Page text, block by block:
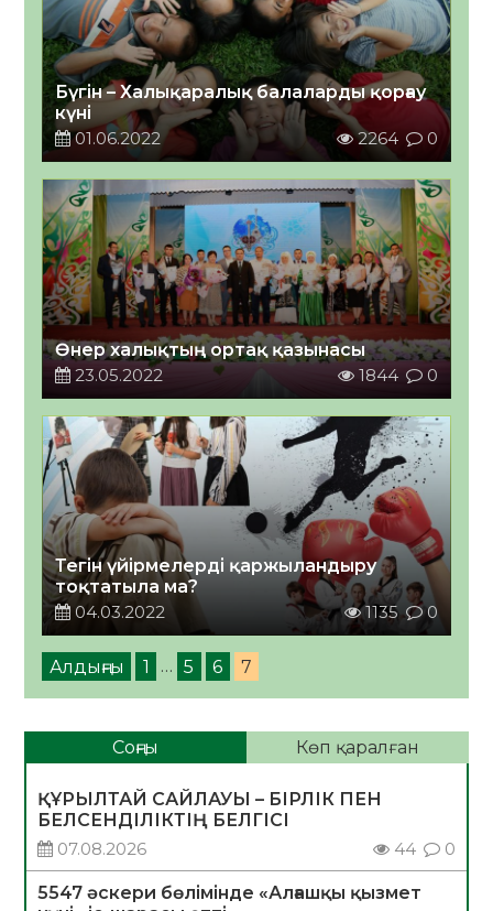
Бүгін – Халықаралық балаларды қорғау
күні
01.06.2022
2264 0
Өнер халықтың ортақ қазынасы
23.05.2022
1844 0
Тегін үйірмелерді қаржыландыру
тоқтатыла ма?
04.03.2022
1135 0
Алдыңғы 1 … 5 6 7
Соңғы Көп қаралған
ҚҰРЫЛТАЙ САЙЛАУЫ – БІРЛІК ПЕН
БЕЛСЕНДІЛІКТІҢ БЕЛГІСІ
07.08.2026
44 0
5547 әскери бөлімінде «Алғашқы қызмет